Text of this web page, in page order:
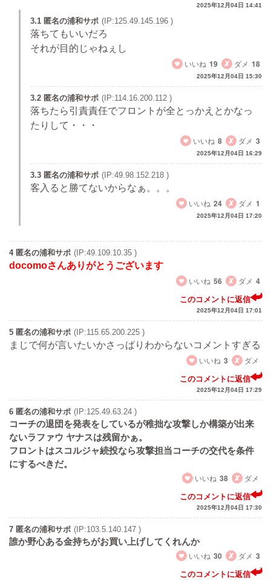
2025年12月04日 14:41
3.1 匿名の浦和サポ (IP:125.49.145.196 )
落ちてもいいだろ
それが目的じゃねぇし
いいね 19 ダメ 18
2025年12月04日 15:30
3.2 匿名の浦和サポ (IP:114.16.200.112 )
落ちたら引責責任でフロントが全とっかえとかなっ
たりして・・・
いいね 8 ダメ 3
2025年12月04日 16:29
3.3 匿名の浦和サポ (IP:49.98.152.218 )
客入ると勝てないからなぁ。。。
いいね 24 ダメ 1
2025年12月04日 17:20
4 匿名の浦和サポ (IP:49.109.10.35 )
docomoさんありがとうございます
いいね 56 ダメ 4
このコメントに返信
2025年12月04日 17:01
5 匿名の浦和サポ (IP:115.65.200.225 )
まじで何が言いたいかさっぱりわからないコメントすぎる
いいね 3 ダメ
このコメントに返信
2025年12月04日 17:29
6 匿名の浦和サポ (IP:125.49.63.24 )
コーチの退団を発表をしているが稚拙な攻撃しか構築が出来
ないラファウ ヤナスは残留かぁ。
フロントはスコルジャ続投なら攻撃担当コーチの交代を条件
にするべきだ。
いいね 38 ダメ
このコメントに返信
2025年12月04日 17:30
7 匿名の浦和サポ (IP:103.5.140.147 )
誰か野心ある金持ちがお買い上げしてくれんか
いいね 30 ダメ 3
このコメントに返信